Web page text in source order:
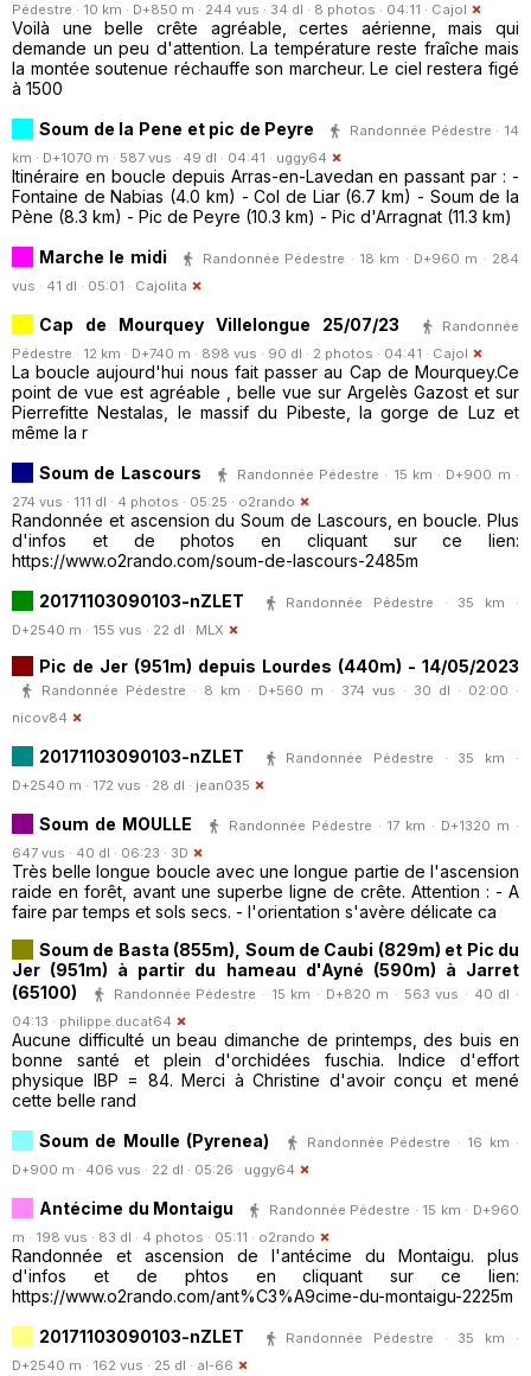
Pédestre · 10 km · D+850 m · 244 vus · 34 dl · 8 photos · 04:11 · Cajol
Voilà une belle crête agréable, certes aérienne, mais qui
demande un peu d'attention. La température reste fraîche mais
la montée soutenue réchauffe son marcheur. Le ciel restera figé
à 1500
Soum de la Pene et pic de Peyre
Randonnée Pédestre · 14
km · D+1070 m · 587 vus · 49 dl · 04:41 · uggy64
Itinéraire en boucle depuis Arras-en-Lavedan en passant par : -
Fontaine de Nabias (4.0 km) - Col de Liar (6.7 km) - Soum de la
Pène (8.3 km) - Pic de Peyre (10.3 km) - Pic d'Arragnat (11.3 km)
Marche le midi
Randonnée Pédestre · 18 km · D+960 m · 284
vus · 41 dl · 05:01 · Cajolita
Cap de Mourquey Villelongue 25/07/23
Randonnée
Pédestre · 12 km · D+740 m · 898 vus · 90 dl · 2 photos · 04:41 · Cajol
La boucle aujourd'hui nous fait passer au Cap de Mourquey.Ce
point de vue est agréable , belle vue sur Argelès Gazost et sur
Pierrefitte Nestalas, le massif du Pibeste, la gorge de Luz et
même la r
Soum de Lascours
Randonnée Pédestre · 15 km · D+900 m ·
274 vus · 111 dl · 4 photos · 05:25 · o2rando
Randonnée et ascension du Soum de Lascours, en boucle. Plus
d'infos et de photos en cliquant sur ce lien:
https://www.o2rando.com/soum-de-lascours-2485m
20171103090103-nZLET
Randonnée Pédestre · 35 km ·
D+2540 m · 155 vus · 22 dl · MLX
Pic de Jer (951m) depuis Lourdes (440m) - 14/05/2023
Randonnée Pédestre · 8 km · D+560 m · 374 vus · 30 dl · 02:00 ·
nicov84
20171103090103-nZLET
Randonnée Pédestre · 35 km ·
D+2540 m · 172 vus · 28 dl · jean035
Soum de MOULLE
Randonnée Pédestre · 17 km · D+1320 m ·
647 vus · 40 dl · 06:23 · 3D
Très belle longue boucle avec une longue partie de l'ascension
raide en forêt, avant une superbe ligne de crête. Attention : - A
faire par temps et sols secs. - l'orientation s'avère délicate ca
Soum de Basta (855m), Soum de Caubi (829m) et Pic du
Jer (951m) à partir du hameau d'Ayné (590m) à Jarret
(65100)
Randonnée Pédestre · 15 km · D+820 m · 563 vus · 40 dl ·
04:13 · philippe.ducat64
Aucune difficulté un beau dimanche de printemps, des buis en
bonne santé et plein d'orchidées fuschia. Indice d'effort
physique IBP = 84. Merci à Christine d'avoir conçu et mené
cette belle rand
Soum de Moulle (Pyrenea)
Randonnée Pédestre · 16 km ·
D+900 m · 406 vus · 22 dl · 05:26 · uggy64
Antécime du Montaigu
Randonnée Pédestre · 15 km · D+960
m · 198 vus · 83 dl · 4 photos · 05:11 · o2rando
Randonnée et ascension de l'antécime du Montaigu. plus
d'infos et de phtos en cliquant sur ce lien:
https://www.o2rando.com/ant%C3%A9cime-du-montaigu-2225m
20171103090103-nZLET
Randonnée Pédestre · 35 km ·
D+2540 m · 162 vus · 25 dl · al-66